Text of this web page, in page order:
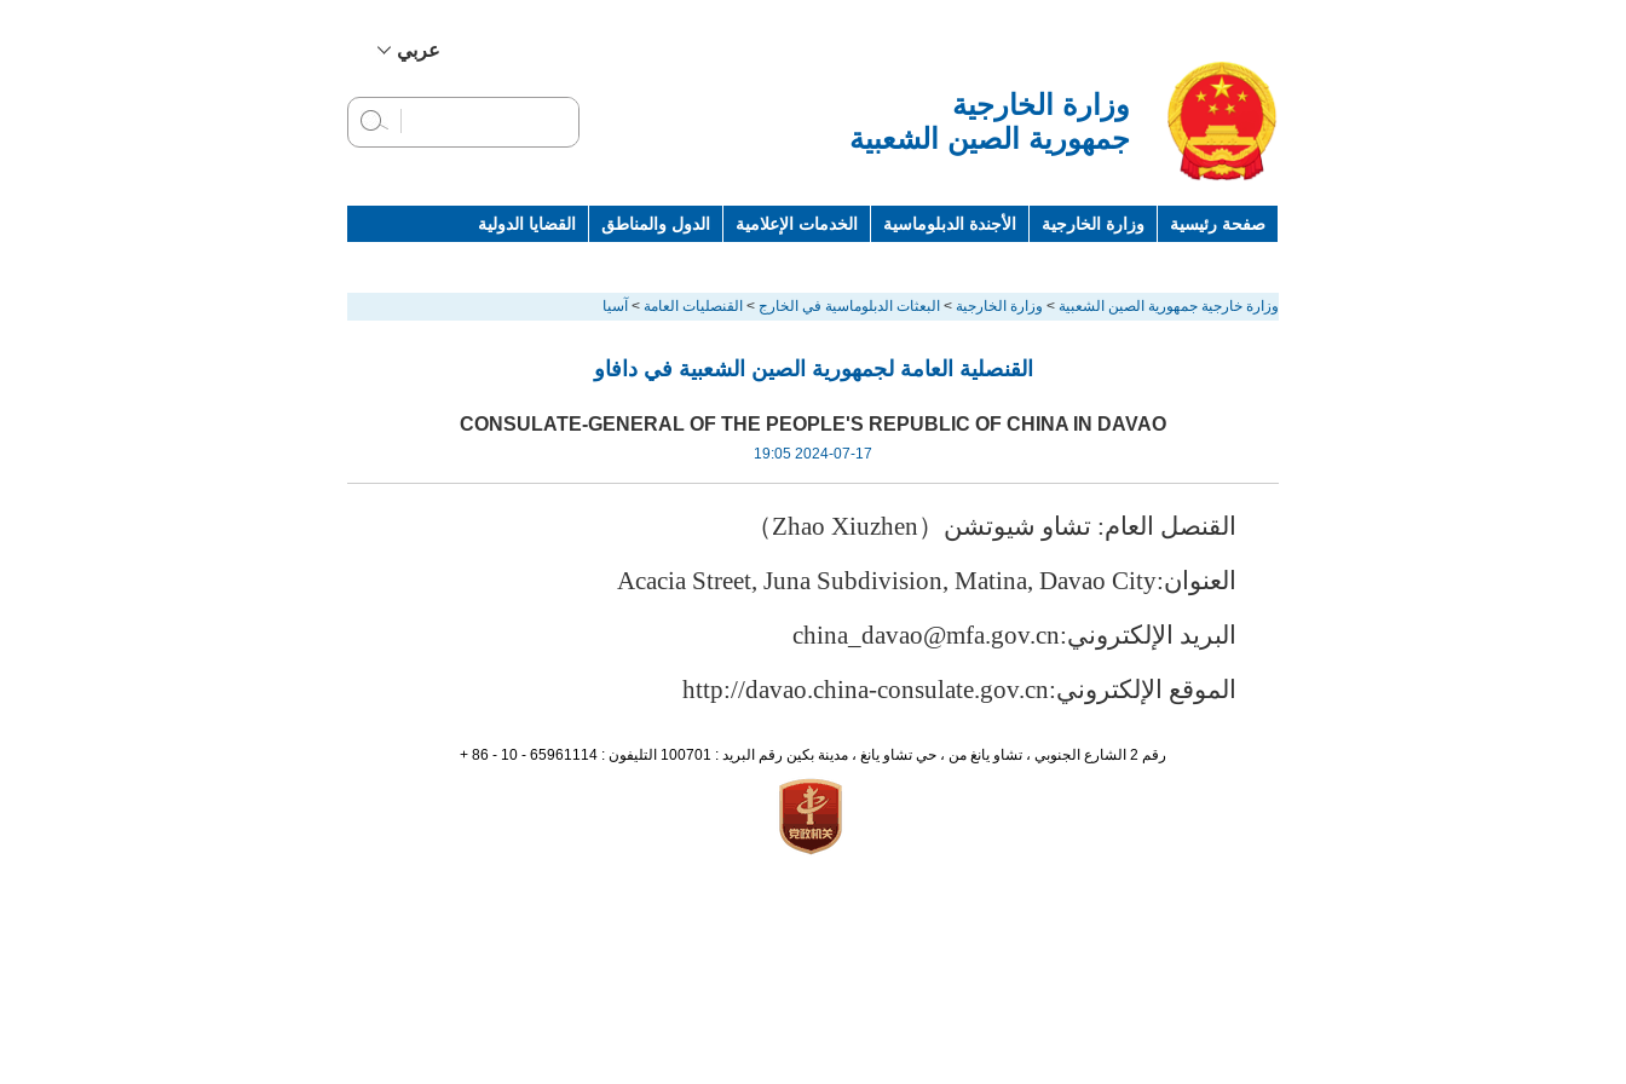
عربي
English
وزارة الخارجية
جمهورية الصين الشعبية
صفحة رئيسية وزارة الخارجية الأجندة الدبلوماسية الخدمات الإعلامية الدول والمناطق
القضايا الدولية
وزارة خارجية جمهورية الصين الشعبية > وزارة الخارجية > البعثات الدبلوماسية في الخارج > القنصليات العامة > آسيا
القنصلية العامة لجمهورية الصين الشعبية في دافاو
CONSULATE-GENERAL OF THE PEOPLE'S REPUBLIC OF CHINA IN DAVAO
2024-07-17 19:05
القنصل العام: تشاو شيوتشن （Zhao Xiuzhen）
العنوان:Acacia Street, Juna Subdivision, Matina, Davao City
البريد الإلكتروني:china_davao@mfa.gov.cn
الموقع الإلكتروني:http://davao.china-consulate.gov.cn
رقم 2 الشارع الجنوبي ، تشاو يانغ من ، حي تشاو يانغ ، مدينة بكين رقم البريد : 100701 التليفون : 65961114 - 10 - 86 +